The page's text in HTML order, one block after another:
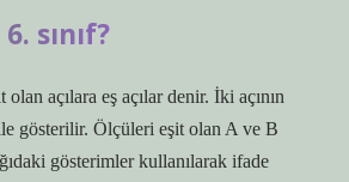
sınıf?
açılara eş açılar denir. İki açının
gösterilir. Ölçüleri eşit olan A ve B
gösterimler kullanılarak ifade